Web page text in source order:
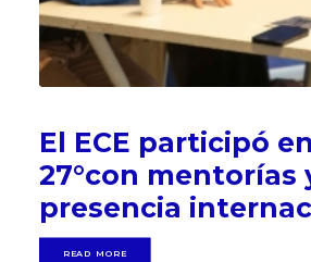
El ECE participó
27°con mentorías
presencia
READ MORE